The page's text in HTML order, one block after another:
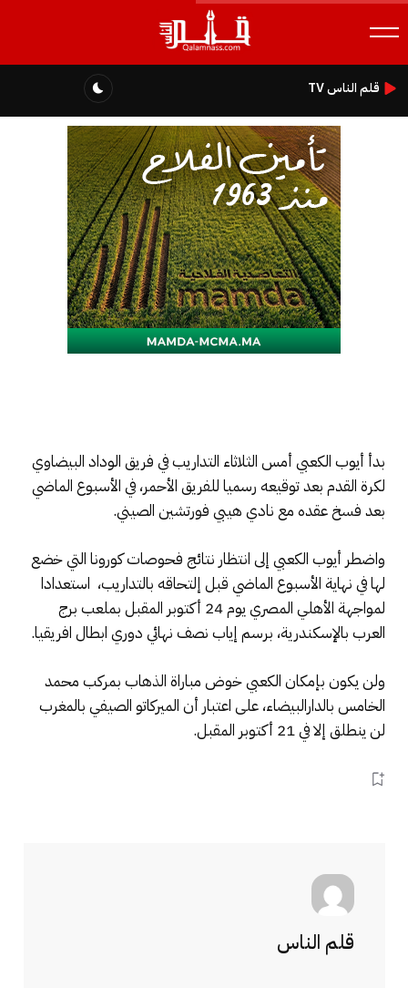
قلم الناس TV
بدأ أيوب الكعبي أمس الثلاثاء التداريب في فريق الوداد البيضاوي
لكرة القدم بعد توقيعه رسميا للفريق الأحمر، في الأسبوع الماضي
بعد فسخ عقده مع نادي هيبي فورتشين الصيني.
واضطر أيوب الكعبي إلى انتظار نتائج فحوصات كورونا التي خضع
لها في نهاية الأسبوع الماضي قبل إلتحاقه بالتداريب، استعدادا
لمواجهة الأهلي المصري يوم 24 أكتوبر المقبل بملعب برج
العرب بالإسكندرية، برسم إياب نصف نهائي دوري ابطال افريقيا.
ولن يكون بإمكان الكعبي خوض مباراة الذهاب بمركب محمد
الخامس بالدارالبيضاء، على اعتبار أن الميركاتو الصيفي بالمغرب
لن ينطلق إلا في 21 أكتوبر المقبل.
قلم الناس